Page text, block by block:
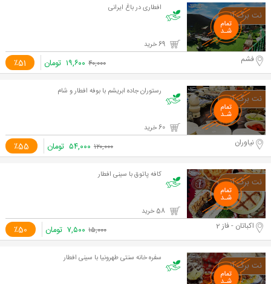
افطاری در باغ ایرانی
٪51 فشم ۴۰,۰۰۰ ۱۹,۶۰۰ تومان
رستوران جاده ابریشم با بوفه افطار و شام
٪55 نیاوران ۱۲۰,۰۰۰ ۵۴,۰۰۰ تومان
کافه پاتوق با سینی افطار
٪50 اکباتان - فاز 2 ۱۵,۰۰۰ ۷,۵۰۰ تومان
سفره خانه سنتی طهرونیا با سینی افطار